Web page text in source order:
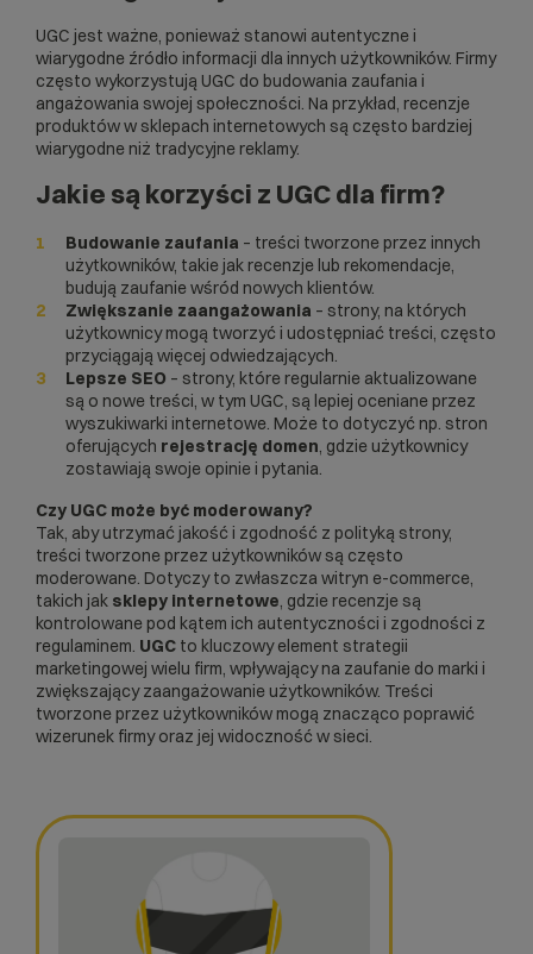
UGC jest ważne, ponieważ stanowi autentyczne i
wiarygodne źródło informacji dla innych użytkowników. Firmy
często wykorzystują UGC do budowania zaufania i
angażowania swojej społeczności. Na przykład, recenzje
produktów wsklepach internetowych są często bardziej
wiarygodne niż tradycyjne reklamy.
Jakie są korzyści z UGC dla firm?
Budowanie zaufania – treści tworzone przez innych
użytkowników, takie jak recenzje lub rekomendacje,
budują zaufanie wśród nowych klientów.
Zwiększanie zaangażowania – strony, na których
użytkownicy mogą tworzyć i udostępniać treści, często
przyciągają więcej odwiedzających.
Lepsze SEO – strony, które regularnie aktualizowane
są o nowe treści, w tym UGC, są lepiej oceniane przez
wyszukiwarki internetowe. Może to dotyczyć np. stron
oferujących rejestrację domen, gdzie użytkownicy
zostawiają swoje opinie i pytania.
Czy UGC może być moderowany?
Tak, aby utrzymać jakość i zgodność z polityką strony,
treści tworzone przez użytkowników są często
moderowane. Dotyczy to zwłaszcza witryn e-commerce,
takich jak sklepy internetowe, gdzie recenzje są
kontrolowane pod kątem ich autentyczności i zgodności z
regulaminem. UGC to kluczowy element strategii
marketingowej wielu firm, wpływający na zaufanie do marki i
zwiększający zaangażowanie użytkowników. Treści
tworzone przez użytkowników mogą znacząco poprawić
wizerunek firmy oraz jej widoczność w sieci.